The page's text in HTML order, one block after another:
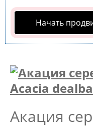
Начать
Акация